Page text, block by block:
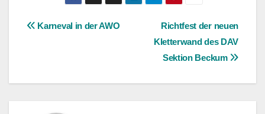
BeitragsnavigationRichtfest der neuen
Kletterwand des DAV
Sektion Beckum
Karneval in der AWO